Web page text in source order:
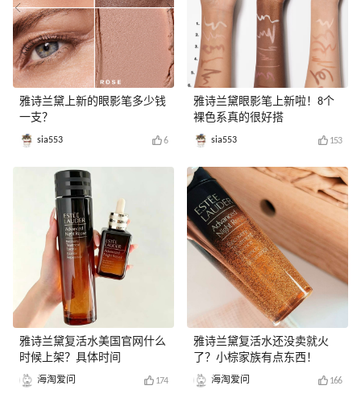
雅诗兰黛上新的眼影笔多少钱
一支？
sia553 6
雅诗兰黛复活水美国官网什么
时候上架？具体时间
海淘爱问 174
雅诗兰黛眼影笔上新啦！8个
裸色系真的很好搭
sia553 153
雅诗兰黛复活水还没卖就火
了？小棕家族有点东西！
海淘爱问 166